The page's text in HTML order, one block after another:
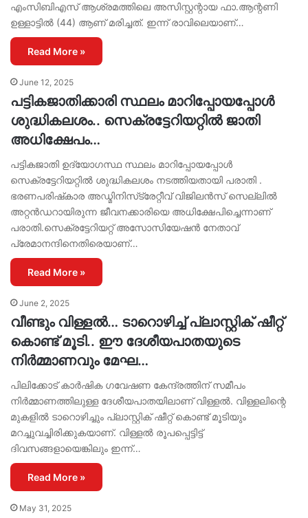
എംസിബിഎസ് ആശ്രമത്തിലെ അസിസ്റ്റന്റായ ഫാ.ആന്റണി
ഉള്ളാട്ടിൽ (44) ആണ് മരിച്ചത്. ഇന്ന് രാവിലെയാണ്…
Read More »
June 12, 2025
പട്ടികജാതിക്കാരി സ്ഥലം മാറിപ്പോയപ്പോള്‍
ശുദ്ധികലശം.. സെക്രട്ടേറിയറ്റില്‍ ജാതി
അധിക്ഷേപം…
പട്ടികജാതി ഉദ്യോഗസ്ഥ സ്ഥലം മാറിപ്പോയപ്പോള്‍
സെക്രട്ടേറിയറ്റില്‍ ശുദ്ധികലശം നടത്തിയതായി പരാതി .
ഭരണപരിഷ്‌കാര അഡ്മിനിസ്‌ട്രേറ്റീവ് വിജിലന്‍സ് സെല്ലില്‍
അറ്റന്‍ഡറായിരുന്ന ജീവനക്കാരിയെ അധിക്ഷേപിച്ചെന്നാണ്
പരാതി.സെക്രട്ടേറിയറ്റ് അസോസിയേഷന്‍ നേതാവ്
പ്രേമാനന്ദിനെതിരെയാണ്…
Read More »
June 2, 2025
വീണ്ടും വിള്ളൽ… ടാറൊഴിച്ച് പ്ലാസ്റ്റിക് ഷീറ്റ്
കൊണ്ട് മൂടി.. ഈ ദേശീയപാതയുടെ
നിർമ്മാണവും മേഘ…
പിലിക്കോട് കാർഷിക ഗവേഷണ കേന്ദ്രത്തിന് സമീപം
നിർമ്മാണത്തിലുള്ള ദേശീയപാതയിലാണ് വിള്ളൽ. വിള്ളലിന്റെ
മുകളിൽ ടാറൊഴിച്ചും പ്ലാസ്റ്റിക് ഷീറ്റ് കൊണ്ട് മൂടിയും
മറച്ചുവച്ചിരിക്കുകയാണ്. വിള്ളൽ രൂപപ്പെട്ടിട്ട്
ദിവസങ്ങളായെങ്കിലും ഇന്ന്…
Read More »
May 31, 2025